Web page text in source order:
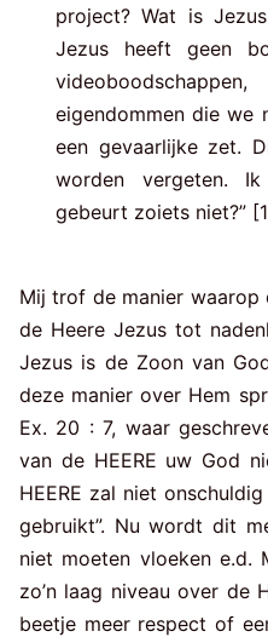
project? Wat is
Jezus heeft geen
eigendommen die we
een gevaarlijke zet.
worden vergeten.
gebeurt zoiets niet?”
Mij trof de manier waarop
de Heere Jezus tot
Jezus is de Zoon van
deze manier over Hem
Ex. 20 : 7, waar
van de HEERE uw God
HEERE zal niet
gebruikt”. Nu wordt dit
niet moeten vloeken
zo’n laag niveau over de
beetje meer respect of